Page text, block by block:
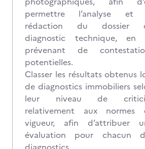
permettre l’analyse et
rédaction du dossier
diagnostic technique, en
prévenant de
potentielles.
Classer les résultats obtenus
de diagnostics immobiliers
leur niveau de
relativement aux normes
vigueur, afin d’attribuer
évaluation pour chacun